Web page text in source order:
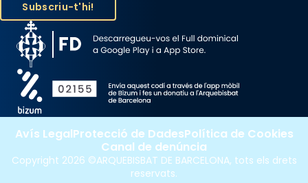
Copyright 2026 ©ARQUEBISBAT DE BARCELONA, tots els drets
reservats.
Avís LegalProtecció de DadesPolítica de Cookies
Canal de denúncia